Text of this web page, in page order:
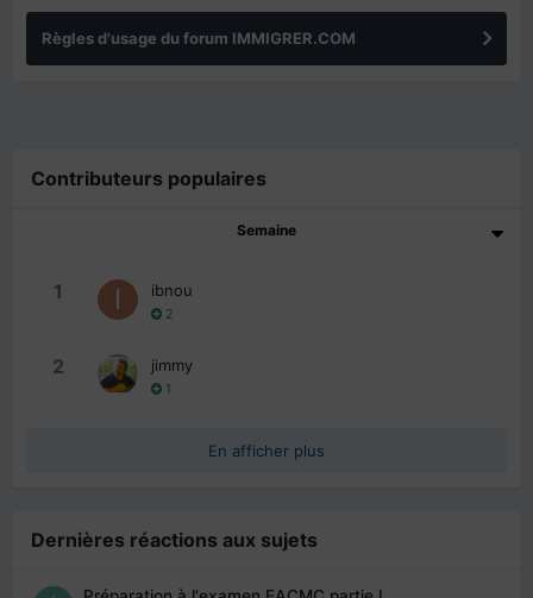
Règles d'usage du forum IMMIGRER.COM
Contributeurs populaires
Semaine
1 ibnou
2
2 jimmy
1
En afficher plus
Dernières réactions aux sujets